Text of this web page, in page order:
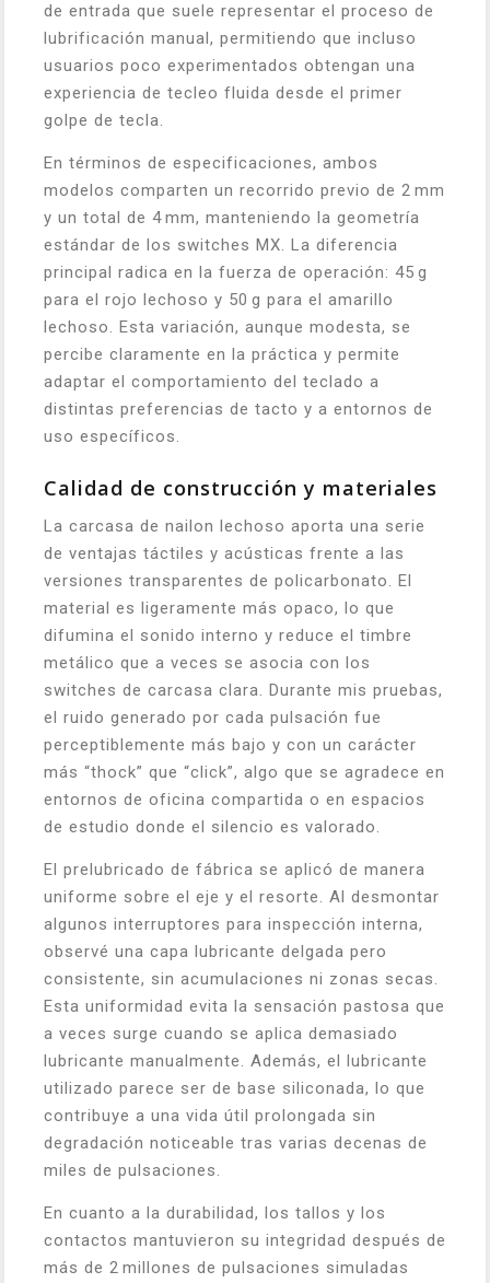
de entrada que suele representar el proceso de
lubrificación manual, permitiendo que incluso
usuarios poco experimentados obtengan una
experiencia de tecleo fluida desde el primer
golpe de tecla.
En términos de especificaciones, ambos
modelos comparten un recorrido previo de 2 mm
y un total de 4 mm, manteniendo la geometría
estándar de los switches MX. La diferencia
principal radica en la fuerza de operación: 45 g
para el rojo lechoso y 50 g para el amarillo
lechoso. Esta variación, aunque modesta, se
percibe claramente en la práctica y permite
adaptar el comportamiento del teclado a
distintas preferencias de tacto y a entornos de
uso específicos.
Calidad de construcción y materiales
La carcasa de nailon lechoso aporta una serie
de ventajas táctiles y acústicas frente a las
versiones transparentes de policarbonato. El
material es ligeramente más opaco, lo que
difumina el sonido interno y reduce el timbre
metálico que a veces se asocia con los
switches de carcasa clara. Durante mis pruebas,
el ruido generado por cada pulsación fue
perceptiblemente más bajo y con un carácter
más “thock” que “click”, algo que se agradece en
entornos de oficina compartida o en espacios
de estudio donde el silencio es valorado.
El prelubricado de fábrica se aplicó de manera
uniforme sobre el eje y el resorte. Al desmontar
algunos interruptores para inspección interna,
observé una capa lubricante delgada pero
consistente, sin acumulaciones ni zonas secas.
Esta uniformidad evita la sensación pastosa que
a veces surge cuando se aplica demasiado
lubricante manualmente. Además, el lubricante
utilizado parece ser de base siliconada, lo que
contribuye a una vida útil prolongada sin
degradación noticeable tras varias decenas de
miles de pulsaciones.
En cuanto a la durabilidad, los tallos y los
contactos mantuvieron su integridad después de
más de 2 millones de pulsaciones simuladas